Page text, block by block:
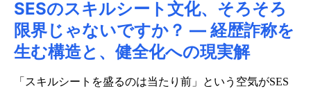
SESのスキルシート文化、そろそろ
限界じゃないですか？ ― 経歴詐称を
生む構造と、健全化への現実解
「スキルシートを盛るのは当たり前」という空気がSES